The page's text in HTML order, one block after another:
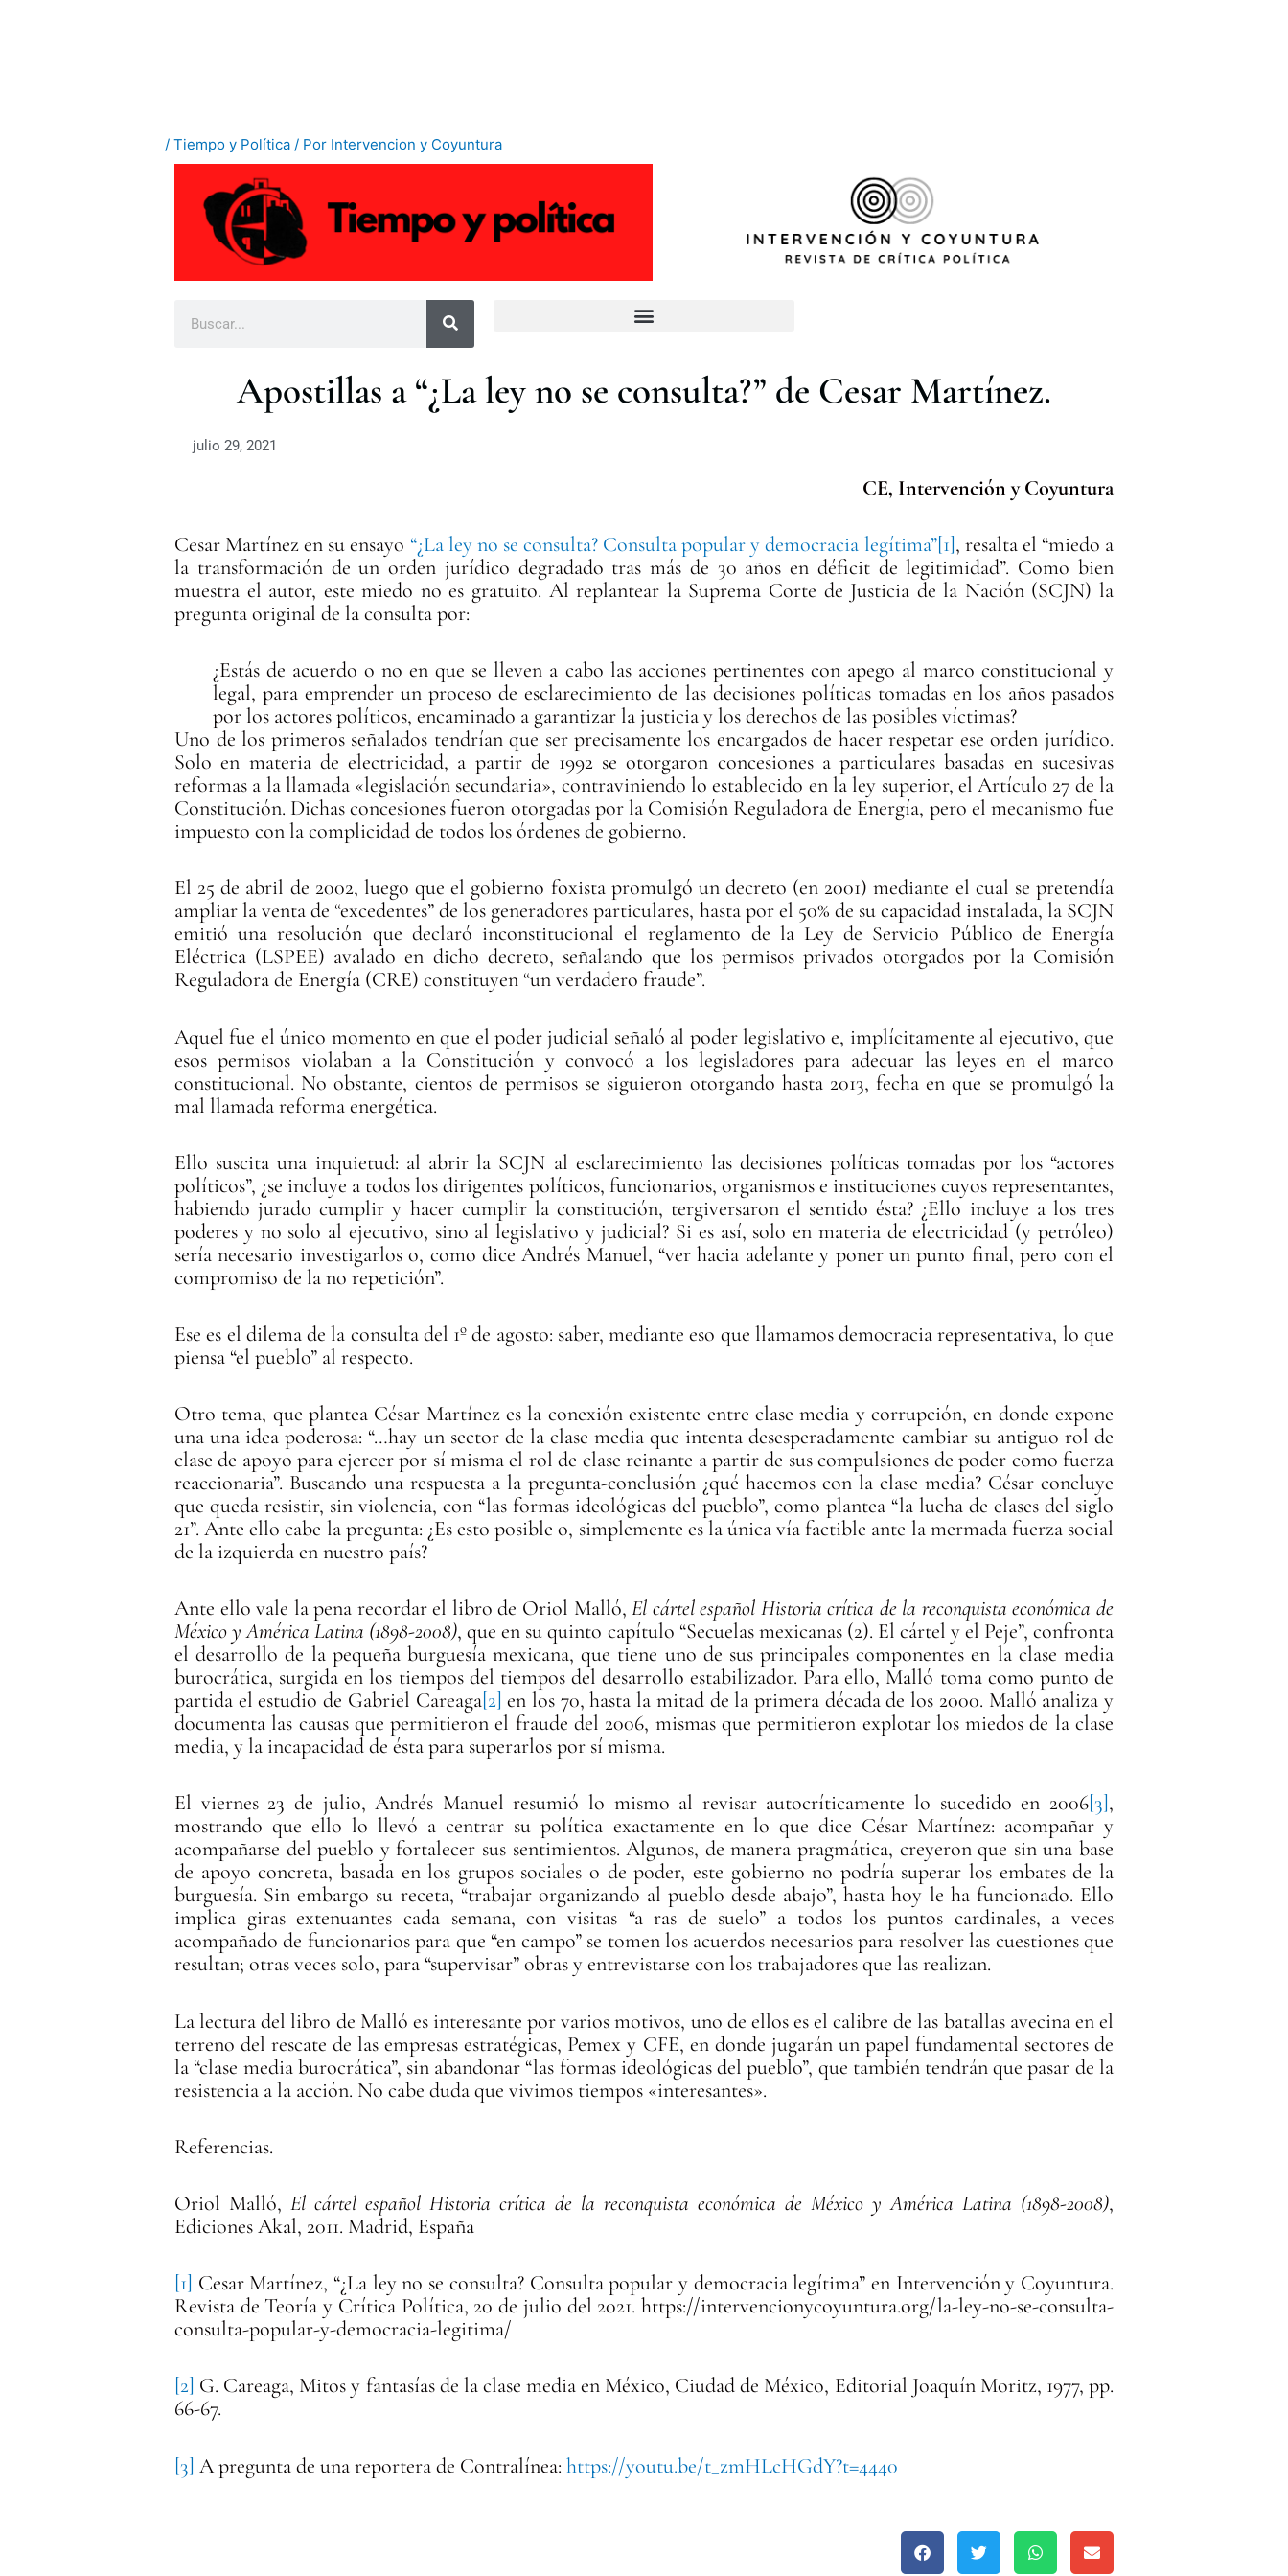
/Tiempo y Política / Por Intervencion y Coyuntura
Apostillas a “¿La ley no se consulta?” de Cesar Martínez.
julio 29, 2021
CE, Intervención y Coyuntura
Cesar Martínez en su ensayo “¿La ley no se consulta? Consulta popular y democracia legítima”[1], resalta el “miedo a
la transformación de un orden jurídico degradado tras más de 30 años en déficit de legitimidad”. Como bien
muestra el autor, este miedo no es gratuito. Al replantear la Suprema Corte de Justicia de la Nación (SCJN) la
pregunta original de la consulta por:
¿Estás de acuerdo o no en que se lleven a cabo las acciones pertinentes con apego al marco constitucional y
legal, para emprender un proceso de esclarecimiento de las decisiones políticas tomadas en los años pasados
por los actores políticos, encaminado a garantizar la justicia y los derechos de las posibles víctimas?
Uno de los primeros señalados tendrían que ser precisamente los encargados de hacer respetar ese orden jurídico.
Solo en materia de electricidad, a partir de 1992 se otorgaron concesiones a particulares basadas en sucesivas
reformas a la llamada «legislación secundaria», contraviniendo lo establecido en la ley superior, el Artículo 27 de la
Constitución. Dichas concesiones fueron otorgadas por la Comisión Reguladora de Energía, pero el mecanismo fue
impuesto con la complicidad de todos los órdenes de gobierno.
El 25 de abril de 2002, luego que el gobierno foxista promulgó un decreto (en 2001) mediante el cual se pretendía
ampliar la venta de “excedentes” de los generadores particulares, hasta por el 50% de su capacidad instalada, la SCJN
emitió una resolución que declaró inconstitucional el reglamento de la Ley de Servicio Público de Energía
Eléctrica (LSPEE) avalado en dicho decreto, señalando que los permisos privados otorgados por la Comisión
Reguladora de Energía (CRE) constituyen “un verdadero fraude”.
Aquel fue el único momento en que el poder judicial señaló al poder legislativo e, implícitamente al ejecutivo, que
esos permisos violaban a la Constitución y convocó a los legisladores para adecuar las leyes en el marco
constitucional. No obstante, cientos de permisos se siguieron otorgando hasta 2013, fecha en que se promulgó la
mal llamada reforma energética.
Ello suscita una inquietud: al abrir la SCJN al esclarecimiento las decisiones políticas tomadas por los “actores
políticos”, ¿se incluye a todos los dirigentes políticos, funcionarios, organismos e instituciones cuyos representantes,
habiendo jurado cumplir y hacer cumplir la constitución, tergiversaron el sentido ésta? ¿Ello incluye a los tres
poderes y no solo al ejecutivo, sino al legislativo y judicial? Si es así, solo en materia de electricidad (y petróleo)
sería necesario investigarlos o, como dice Andrés Manuel, “ver hacia adelante y poner un punto final, pero con el
compromiso de la no repetición”.
Ese es el dilema de la consulta del 1º de agosto: saber, mediante eso que llamamos democracia representativa, lo que
piensa “el pueblo” al respecto.
Otro tema, que plantea César Martínez es la conexión existente entre clase media y corrupción, en donde expone
una una idea poderosa: “…hay un sector de la clase media que intenta desesperadamente cambiar su antiguo rol de
clase de apoyo para ejercer por sí misma el rol de clase reinante a partir de sus compulsiones de poder como fuerza
reaccionaria”. Buscando una respuesta a la pregunta-conclusión ¿qué hacemos con la clase media? César concluye
que queda resistir, sin violencia, con “las formas ideológicas del pueblo”, como plantea “la lucha de clases del siglo
21”. Ante ello cabe la pregunta: ¿Es esto posible o, simplemente es la única vía factible ante la mermada fuerza social
de la izquierda en nuestro país?
Ante ello vale la pena recordar el libro de Oriol Malló,El cártel español Historia crítica de la reconquista económica de
México y América Latina (1898-2008), que en su quinto capítulo “Secuelas mexicanas (2). El cártel y el Peje”, confronta
el desarrollo de la pequeña burguesía mexicana, que tiene uno de sus principales componentes en la clase media
burocrática, surgida en los tiempos del tiempos del desarrollo estabilizador. Para ello, Malló toma como punto de
partida el estudio de Gabriel Careaga[2] en los 70, hasta la mitad de la primera década de los 2000. Malló analiza y
documenta las causas que permitieron el fraude del 2006, mismas que permitieron explotar los miedos de la clase
media, y la incapacidad de ésta para superarlos por sí misma.
El viernes 23 de julio, Andrés Manuel resumió lo mismo al revisar autocríticamente lo sucedido en 2006[3],
mostrando que ello lo llevó a centrar su política exactamente en lo que dice César Martínez: acompañar y
acompañarse del pueblo y fortalecer sus sentimientos. Algunos, de manera pragmática, creyeron que sin una base
de apoyo concreta, basada en los grupos sociales o de poder, este gobierno no podría superar los embates de la
burguesía. Sin embargo su receta, “trabajar organizando al pueblo desde abajo”, hasta hoy le ha funcionado. Ello
implica giras extenuantes cada semana, con visitas “a ras de suelo” a todos los puntos cardinales, a veces
acompañado de funcionarios para que “en campo” se tomen los acuerdos necesarios para resolver las cuestiones que
resultan; otras veces solo, para “supervisar” obras y entrevistarse con los trabajadores que las realizan.
La lectura del libro de Malló es interesante por varios motivos, uno de ellos es el calibre de las batallas avecina en el
terreno del rescate de las empresas estratégicas, Pemex y CFE, en donde jugarán un papel fundamental sectores de
la “clase media burocrática”, sin abandonar “las formas ideológicas del pueblo”, que también tendrán que pasar de la
resistencia a la acción. No cabe duda que vivimos tiempos «interesantes».
Referencias.
Oriol Malló,El cártel español Historia crítica de la reconquista económica de México y América Latina (1898-2008),
Ediciones Akal, 2011. Madrid, España
[1] Cesar Martínez, “¿La ley no se consulta? Consulta popular y democracia legítima” en Intervención y Coyuntura.
Revista de Teoría y Crítica Política, 20 de julio del 2021. https://intervencionycoyuntura.org/la-ley-no-se-consulta-
consulta-popular-y-democracia-legitima/
[2] G. Careaga, Mitos y fantasías de la clase media en México, Ciudad de México, Editorial Joaquín Moritz, 1977, pp.
66-67.
[3] A pregunta de una reportera de Contralínea:https://youtu.be/t_zmHLcHGdY?t=4440